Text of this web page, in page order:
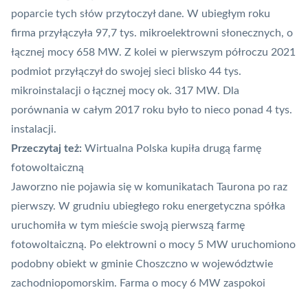
poparcie tych słów przytoczył dane. W ubiegłym roku
firma przyłączyła 97,7 tys. mikroelektrowni słonecznych, o
łącznej mocy 658 MW. Z kolei w pierwszym półroczu 2021
podmiot przyłączył do swojej sieci blisko 44 tys.
mikroinstalacji o łącznej mocy ok. 317 MW. Dla
porównania w całym 2017 roku było to nieco ponad 4 tys.
instalacji.
Przeczytaj też: Wirtualna Polska kupiła drugą farmę
fotowoltaiczną
Jaworzno nie pojawia się w komunikatach Taurona po raz
pierwszy. W grudniu ubiegłego roku energetyczna spółka
uruchomiła w tym mieście swoją pierwszą farmę
fotowoltaiczną. Po elektrowni o mocy 5 MW uruchomiono
podobny obiekt w gminie Choszczno w województwie
zachodniopomorskim. Farma o mocy 6 MW zaspokoi